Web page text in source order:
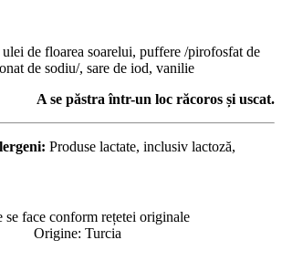
de floarea soarelui, puffere /pirofosfat de
de sodiu/, sare de iod, vanilie
A se păstra într-un loc răcoros și uscat.
Produse lactate, inclusiv lactoză,
se face conform rețetei originale
Origine: Turcia